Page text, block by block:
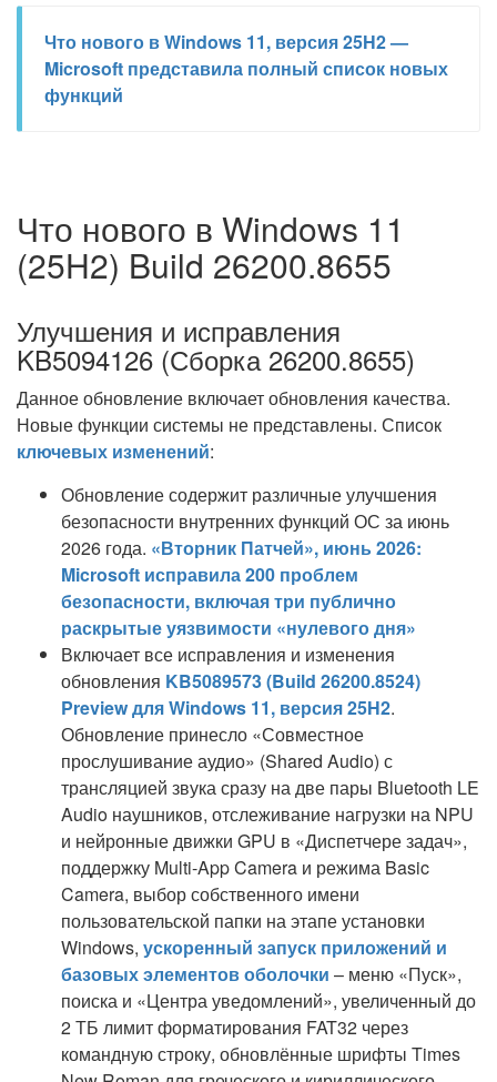
Что нового в Windows 11, версия 25H2 —
Microsoft представила полный список новых
функций
Что нового в Windows 11
(25H2) Build 26200.8655
Улучшения и исправления
KB5094126 (Сборка 26200.8655)
Данное обновление включает обновления качества.
Новые функции системы не представлены. Список
ключевых изменений:
Обновление содержит различные улучшения
безопасности внутренних функций ОС за июнь
2026 года. «Вторник Патчей», июнь 2026:
Microsoft исправила 200 проблем
безопасности, включая три публично
раскрытые уязвимости «нулевого дня»
Включает все исправления и изменения
обновления KB5089573 (Build 26200.8524)
Preview для Windows 11, версия 25H2.
Обновление принесло «Совместное
прослушивание аудио» (Shared Audio) с
трансляцией звука сразу на две пары Bluetooth LE
Audio наушников, отслеживание нагрузки на NPU
и нейронные движки GPU в «Диспетчере задач»,
поддержку Multi-App Camera и режима Basic
Camera, выбор собственного имени
пользовательской папки на этапе установки
Windows, ускоренный запуск приложений и
базовых элементов оболочки – меню «Пуск»,
поиска и «Центра уведомлений», увеличенный до
2 ТБ лимит форматирования FAT32 через
командную строку, обновлённые шрифты Times